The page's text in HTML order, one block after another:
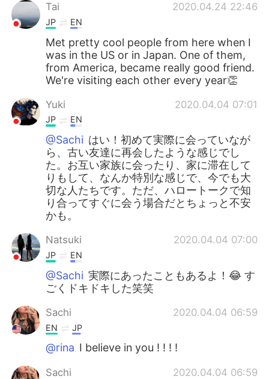
Indonesia
Türkçe Tiếng Việt
Português
Tai
2020.04.24 22:46
JP EN
Met pretty cool people from here when I
was in the US or in Japan. One of them,
from America, became really good friend.
We're visiting each other every year👏
Yuki 2020.04.04 07:01
JP EN
@Sachi はい！初めて実際に会っていなが
ら、古い友達に再会したような感じでし
た。お互い家族に会ったり、家に滞在して
りもして、なんか特別な感じで、今でも大
切な人たちです。ただ、ハロートークで知
り合ってすぐに会う場合だとちょっと不安
かも。
Natsuki 2020.04.04 07:00
JP EN
@Sachi 実際にあったこともあるよ！😂 す
ごくドキドキした笑笑
Sachi 2020.04.04 06:59
EN JP
@rina I believe in you ! ! ! !
Sachi 2020.04.04 06:59